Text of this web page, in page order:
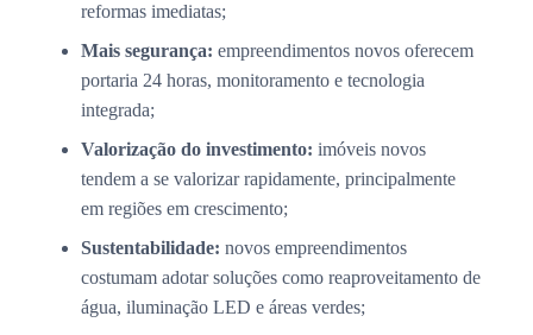
reformas imediatas;
Mais segurança: empreendimentos novos oferecem
portaria 24 horas, monitoramento e tecnologia
integrada;
Valorização do investimento: imóveis novos
tendem a se valorizar rapidamente, principalmente
em regiões em crescimento;
Sustentabilidade: novos empreendimentos
costumam adotar soluções como reaproveitamento de
água, iluminação LED e áreas verdes;